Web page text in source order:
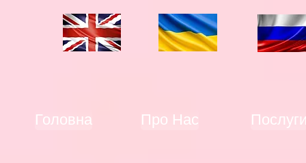
Головна Про Нас